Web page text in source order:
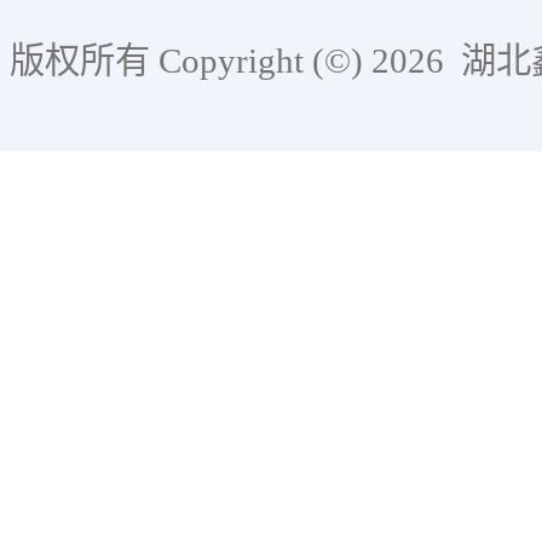
版权所有 Copyright (©) 2026 湖北